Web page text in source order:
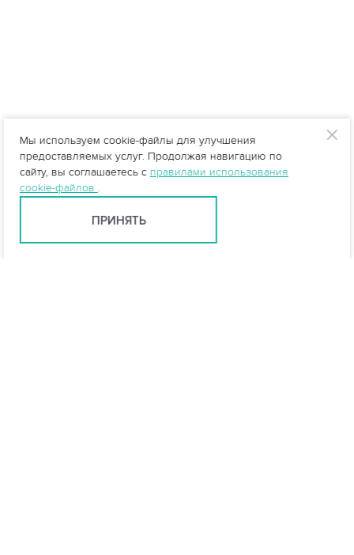
Мы используем cookie-файлы для улучшения
предоставляемых услуг. Продолжая навигацию по
сайту, вы соглашаетесь с правилами использования
cookie-файлов .
ПРИНЯТЬ